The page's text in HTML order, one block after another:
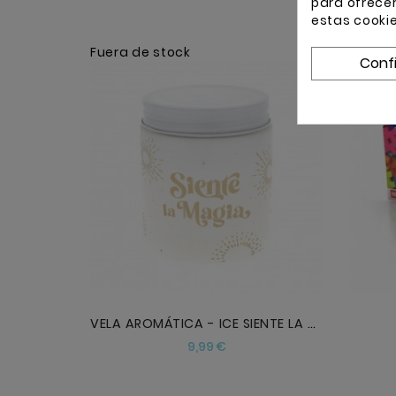
Fuera de stock
VELA AROMÁTICA - ICE SIENTE LA MAGIA
9,99 €Precio
Fuera
estas